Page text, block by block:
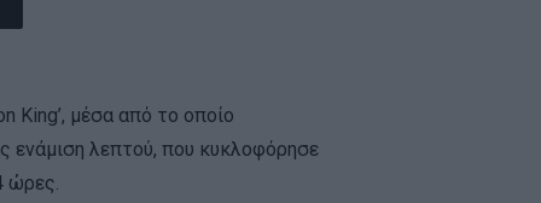
King’, μέσα από το οποίο
ενάμιση λεπτού, που κυκλοφόρησε
ώρες.